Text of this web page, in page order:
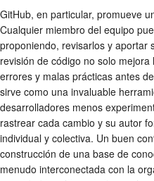
GitHub, en particular, promueve
Cualquier miembro del equipo
proponiendo, revisarlos y aportar
revisión de código no solo
errores y malas prácticas antes
sirve como una invaluable
desarrolladores menos
rastrear cada cambio y su autor
individual y colectiva. Un buen
construcción de una base de
menudo interconectada con la